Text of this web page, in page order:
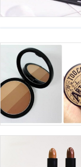
đồng và hài hòa với